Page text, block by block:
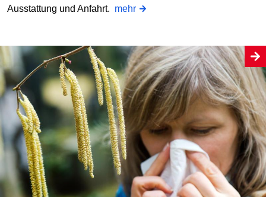
Ausstattung und Anfahrt. mehr